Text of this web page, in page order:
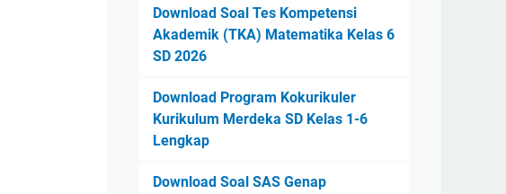
Download Soal Tes Kompetensi
Akademik (TKA) Matematika Kelas 6
SD 2026
Download Program Kokurikuler
Kurikulum Merdeka SD Kelas 1-6
Lengkap
Download Soal SAS Genap